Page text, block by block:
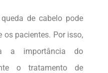
de cabelo pode
pacientes. Por isso,
a importância do
o tratamento de